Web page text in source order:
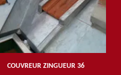
COUVREUR ZINGUEUR 36